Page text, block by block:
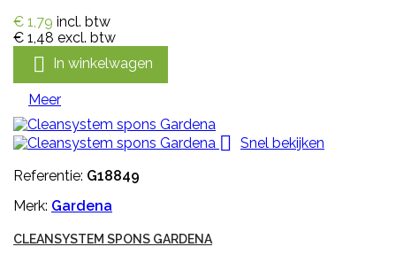
€ 1,79 incl. btw
€ 1,48 excl. btw
 In winkelwagen
Meer

Snel bekijken
Referentie: G18849
Merk: Gardena
CLEANSYSTEM SPONS GARDENA